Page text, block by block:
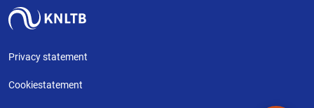
Privacy statement
Cookiestatement